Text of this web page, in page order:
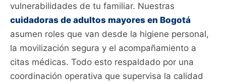
vulnerabilidades de tu familiar. Nuestras
cuidadoras de adultos mayores en Bogotá
asumen roles que van desde la higiene personal,
la movilización segura y el acompañamiento a
citas médicas. Todo esto respaldado por una
coordinación operativa que supervisa la calidad